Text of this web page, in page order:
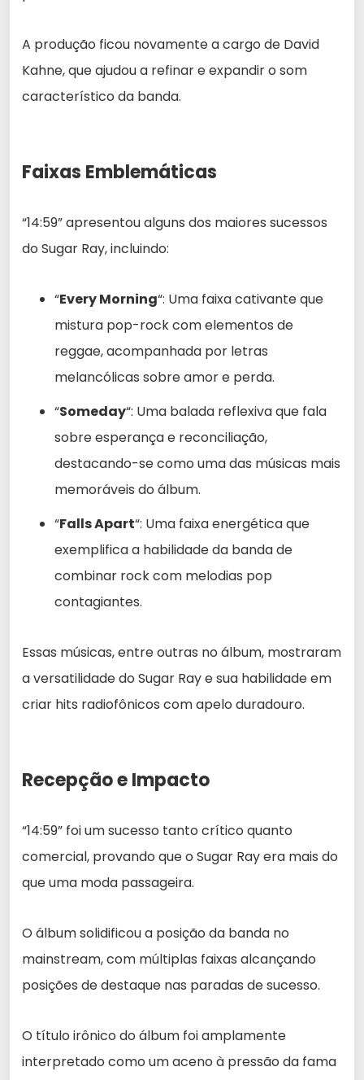
A produção ficou novamente a cargo de David
Kahne, que ajudou a refinar e expandir o som
característico da banda.
Faixas Emblemáticas
“14:59” apresentou alguns dos maiores sucessos
do Sugar Ray, incluindo:
“Every Morning“: Uma faixa cativante que
mistura pop-rock com elementos de
reggae, acompanhada por letras
melancólicas sobre amor e perda.
“Someday“: Uma balada reflexiva que fala
sobre esperança e reconciliação,
destacando-se como uma das músicas mais
memoráveis do álbum.
“Falls Apart“: Uma faixa energética que
exemplifica a habilidade da banda de
combinar rock com melodias pop
contagiantes.
Essas músicas, entre outras no álbum, mostraram
a versatilidade do Sugar Ray e sua habilidade em
criar hits radiofônicos com apelo duradouro.
Recepção e Impacto
“14:59” foi um sucesso tanto crítico quanto
comercial, provando que o Sugar Ray era mais do
que uma moda passageira.
O álbum solidificou a posição da banda no
mainstream, com múltiplas faixas alcançando
posições de destaque nas paradas de sucesso.
O título irônico do álbum foi amplamente
interpretado como um aceno à pressão da fama